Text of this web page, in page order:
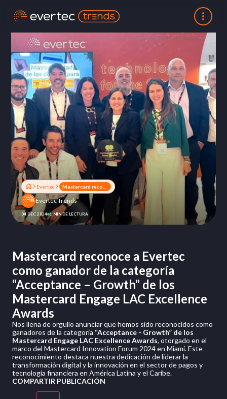
Evertec
Evertec Trends
04 DEC 2024 1 MIN DE LECTURA
Mastercard reconoce a Evertec
como ganador de la categoría
“Acceptance – Growth” de los
Mastercard Engage LAC Excellence
Awards
Nos llena de orgullo anunciar que hemos sido reconocidos como
ganadores de la categoría “Acceptance - Growth” de los
Mastercard Engage LAC Excellence Awards, otorgado en el
marco del Mastercard Innovation Forum 2024 en Miami. Este
reconocimiento destaca nuestra dedicación de liderar la
transformación digital y la innovación en el sector de pagos y
tecnología financiera en América Latina y el Caribe.
COMPARTIR PUBLICACIÓN